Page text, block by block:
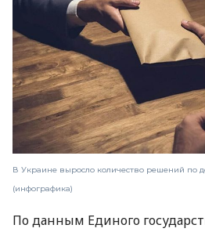
В Украине выросло количество решений по
(инфографика)
По данным Единого